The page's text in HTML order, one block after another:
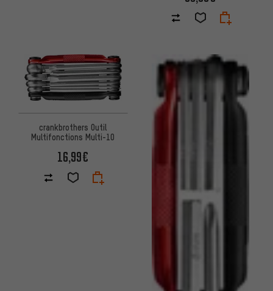
crankbrothers Outil
Multifonctions Multi-10
16,99€